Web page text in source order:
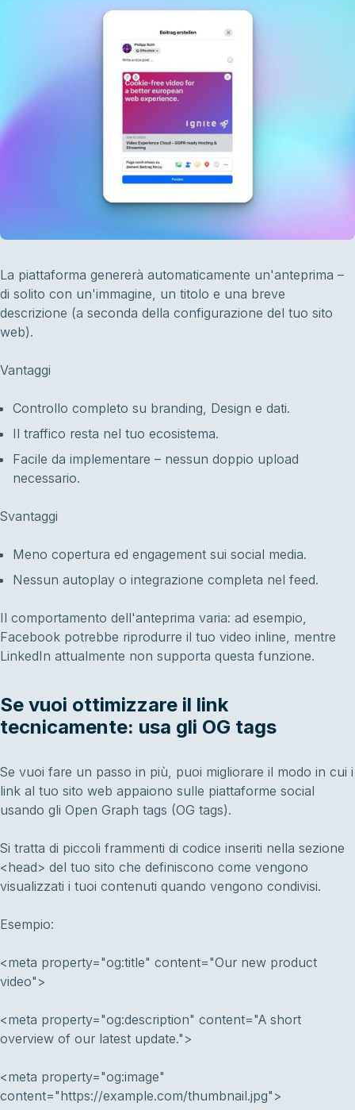
La piattaforma genererà automaticamente un'anteprima –
di solito con un'immagine, un titolo e una breve
descrizione (a seconda della configurazione del tuo sito
web).
Vantaggi
Controllo completo su branding, Design e dati.
Il traffico resta nel tuo ecosistema.
Facile da implementare – nessun doppio upload
necessario.
Svantaggi
Meno copertura ed engagement sui social media.
Nessun autoplay o integrazione completa nel feed.
Il comportamento dell'anteprima varia: ad esempio,
Facebook potrebbe riprodurre il tuo video inline, mentre
LinkedIn attualmente non supporta questa funzione.
Se vuoi ottimizzare il link
tecnicamente: usa gli OG tags
Se vuoi fare un passo in più, puoi migliorare il modo in cui i
link al tuo sito web appaiono sulle piattaforme social
usando gli Open Graph tags (OG tags).
Si tratta di piccoli frammenti di codice inseriti nella sezione
<head> del tuo sito che definiscono come vengono
visualizzati i tuoi contenuti quando vengono condivisi.
Esempio:
<meta property="og:title" content="Our new product
video">
<meta property="og:description" content="A short
overview of our latest update.">
<meta property="og:image"
content="https://example.com/thumbnail.jpg">